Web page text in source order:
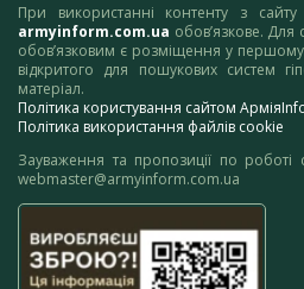
При використанні контенту з
armyinform.com.ua обов’язкове. Для
обов’язковим є розміщення у першому
відкритого для пошукових систем
матеріал.
Політика користування сайтом
Політика використання файлів cookie
Зауваження та пропозиції по роботі
webmaster@armyinform.com.ua